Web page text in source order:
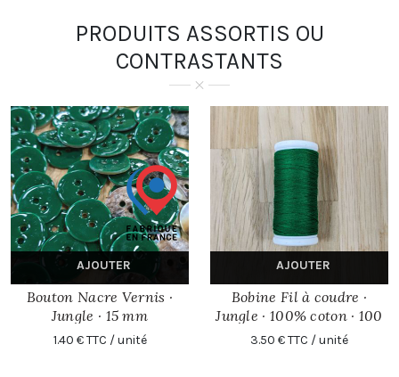
PRODUITS ASSORTIS OU
CONTRASTANTS
AJOUTER
Bouton Nacre Vernis ·
Jungle · 15 mm
1.40 € TTC / unité
AJOUTER
Bobine Fil à coudre ·
Jungle · 100% coton · 100
mètres
3.50 € TTC / unité